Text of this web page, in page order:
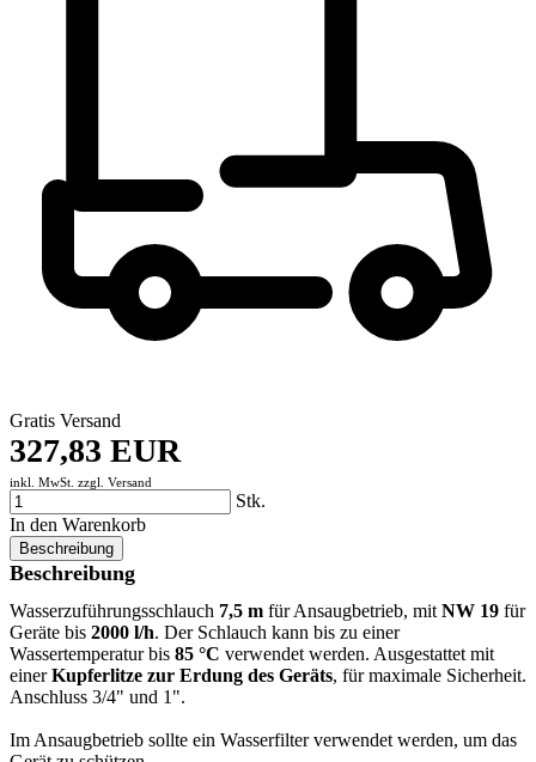
Gratis Versand
327,83 EUR
inkl. MwSt. zzgl. Versand
Stk.
In den Warenkorb
Beschreibung
Beschreibung
Wasserzuführungsschlauch 7,5 m für Ansaugbetrieb, mit NW 19 für
Geräte bis 2000 l/h. Der Schlauch kann bis zu einer
Wassertemperatur bis 85 °C verwendet werden. Ausgestattet mit
einerKupferlitze zur Erdung des Geräts, für maximale Sicherheit.
Anschluss 3/4" und 1".
Im Ansaugbetrieb sollte ein Wasserfilter verwendet werden, um das